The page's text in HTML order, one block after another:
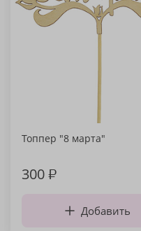
Топпер "8 марта"
300₽
Добавить